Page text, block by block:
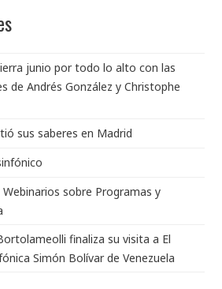
junio por todo lo alto con las
de Andrés González y Christophe
sus saberes en Madrid
Webinarios sobre Programas y
finaliza su visita a El
Simón Bolívar de Venezuela